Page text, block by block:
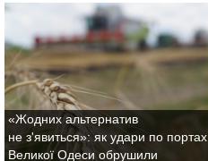
«Жодних альтернатив
не з'явиться»: як удари по портах
Великої Одеси обрушили